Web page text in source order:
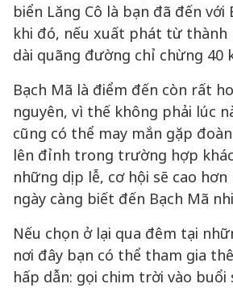
biển Lăng Cô là bạn đã đến với
khi đó, nếu xuất phát từ thành
dài quãng đường chỉ chừng 40
Bạch Mã là điểm đến còn rất
nguyên, vì thế không phải lúc
cũng có thể may mắn gặp
lên đỉnh trong trường hợp
những dịp lễ, cơ hội sẽ cao
ngày càng biết đến Bạch Mã
Nếu chọn ở lại qua đêm tại
nơi đây bạn có thể tham gia
hấp dẫn: gọi chim trời vào buổi